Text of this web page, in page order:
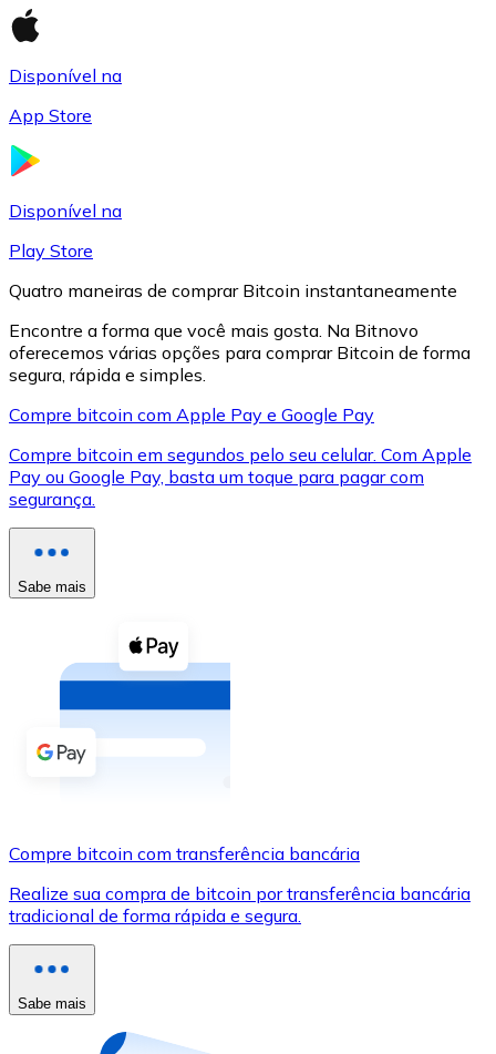
XRP
XRP
Ver tudo
Cupons cripto
Compre criptomoedas com dinheiro e outros
Comprar com dinheiro
Transferência SEPA
Use cartões Visa e Mastercard para comprar
Comprar com cartão
Disponível na
App Store
Disponível na
Play Store
Quatro maneiras de comprar Bitcoin instantaneamente
Encontre a forma que você mais gosta. Na Bitnovo
oferecemos várias opções para comprar Bitcoin de forma
segura, rápida e simples.
Compre bitcoin com Apple Pay e Google Pay
Compre bitcoin em segundos pelo seu celular. Com Apple
Pay ou Google Pay, basta um toque para pagar com
segurança.
Sabe mais
Compre bitcoin com transferência bancária
Realize sua compra de bitcoin por transferência bancária
tradicional de forma rápida e segura.
Sabe mais